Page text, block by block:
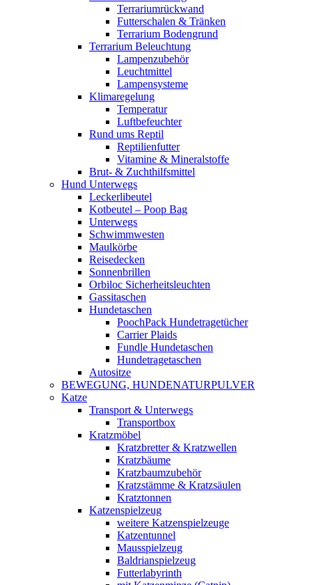
Terrariumrückwand
Futterschalen & Tränken
Terrarium Bodengrund
Terrarium Beleuchtung
Lampenzubehör
Leuchtmittel
Lampensysteme
Klimaregelung
Temperatur
Luftbefeuchter
Rund ums Reptil
Reptilienfutter
Vitamine & Mineralstoffe
Brut- & Zuchthilfsmittel
Hund Unterwegs
Leckerlibeutel
Kotbeutel – Poop Bag
Unterwegs
Schwimmwesten
Maulkörbe
Reisedecken
Sonnenbrillen
Orbiloc Sicherheitsleuchten
Gassitaschen
Hundetaschen
PoochPack Hundetragetücher
Carrier Plaids
Fundle Hundetaschen
Hundetragetaschen
Autositze
BEWEGUNG, HUNDENATURPULVER
Katze
Transport & Unterwegs
Transportbox
Kratzmöbel
Kratzbretter & Kratzwellen
Kratzbäume
Kratzbaumzubehör
Kratzstämme & Kratzsäulen
Kratztonnen
Katzenspielzeug
weitere Katzenspielzeuge
Katzentunnel
Mausspielzeug
Baldrianspielzeug
Futterlabyrinth